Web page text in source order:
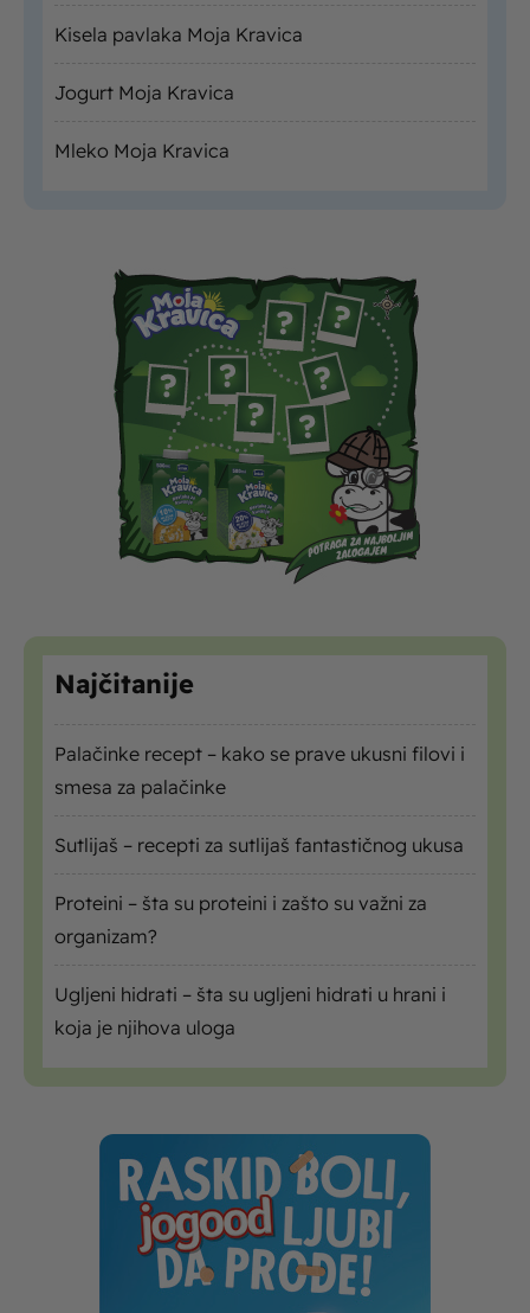
Kisela pavlaka Moja Kravica
Jogurt Moja Kravica
Mleko Moja Kravica
Najčitanije
Palačinke recept – kako se prave ukusni filovi i
smesa za palačinke
Sutlijaš – recepti za sutlijaš fantastičnog ukusa
Proteini – šta su proteini i zašto su važni za
organizam?
Ugljeni hidrati – šta su ugljeni hidrati u hrani i
koja je njihova uloga